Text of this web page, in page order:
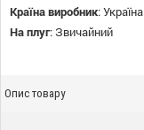
Країна виробник:Україна
На плуг:Звичайний
Опис товару